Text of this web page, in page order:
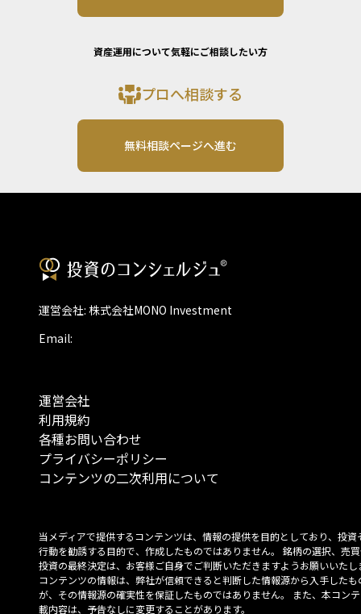
資産運用について気軽にご相談したい方
プロへ相談する
無料相談ページへ進む
運営会社: 株式会社MONO Investment
Email:
運営会社
利用規約
各種お問い合わせ
プライバシーポリシー
コンテンツの二次利用について
当メディアで提供するコンテンツは、情報の提供を目的としており、投資
行動を勧誘する目的で、作成したものではありません。 銘柄の選択、売
投資の最終決定は、お客様ご自身でご判断いただきますようお願いいたし
コンテンツの情報は、弊社が信頼できると判断した情報源から入手したも
が、その情報源の確実性を保証したものではありません。 また、本コン
載内容は、予告なしに変更することがあります。